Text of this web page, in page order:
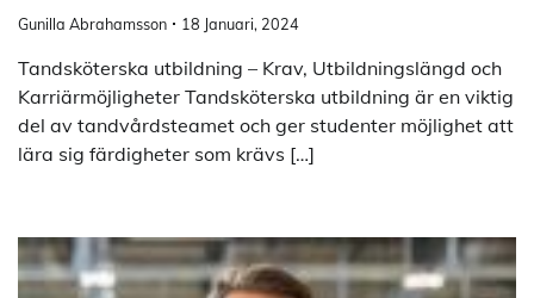
Gunilla Abrahamsson 18 Januari, 2024
Tandsköterska utbildning – Krav, Utbildningslängd och
Karriärmöjligheter Tandsköterska utbildning är en viktig
del av tandvårdsteamet och ger studenter möjlighet att
lära sig färdigheter som krävs […]